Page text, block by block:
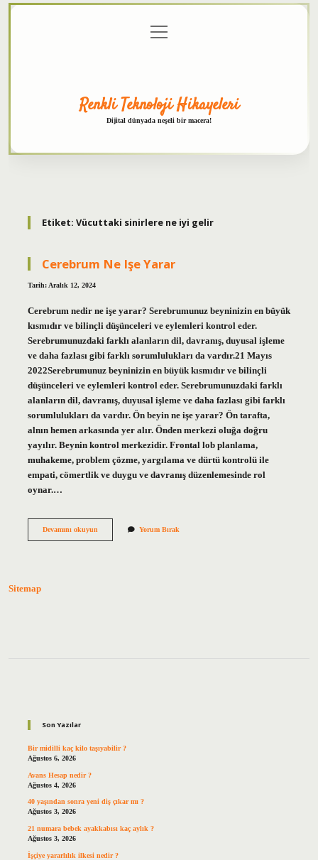
menüyü
aç
Renkli Teknoloji Hikayeleri
Dijital dünyada neşeli bir macera!
Etiket: Vücuttaki sinirlere ne iyi gelir
Cerebrum Ne Işe Yarar
Tarih: Aralık 12, 2024
Cerebrum nedir ne işe yarar? Serebrumunuz beyninizin en büyük
kısmıdır ve bilinçli düşünceleri ve eylemleri kontrol eder.
Serebrumunuzdaki farklı alanların dil, davranış, duyusal işleme
ve daha fazlası gibi farklı sorumlulukları da vardır.21 Mayıs
2022Serebrumunuz beyninizin en büyük kısmıdır ve bilinçli
düşünceleri ve eylemleri kontrol eder. Serebrumunuzdaki farklı
alanların dil, davranış, duyusal işleme ve daha fazlası gibi farklı
sorumlulukları da vardır. Ön beyin ne işe yarar? Ön tarafta,
alnın hemen arkasında yer alır. Önden merkezi oluğa doğru
yayılır. Beynin kontrol merkezidir. Frontal lob planlama,
muhakeme, problem çözme, yargılama ve dürtü kontrolü ile
empati, cömertlik ve duygu ve davranış düzenlemesinde rol
oynar.…
Devamını okuyunCerebrum
Yorum Bırak
Sitemap
Son Yazılar
Bir midilli kaç kilo taşıyabilir ?
Ağustos 6, 2026
Avans Hesap nedir ?
Ağustos 4, 2026
40 yaşından sonra yeni diş çıkar mı ?
Ağustos 3, 2026
21 numara bebek ayakkabısı kaç aylık ?
Ağustos 3, 2026
İşçiye yararlılık ilkesi nedir ?